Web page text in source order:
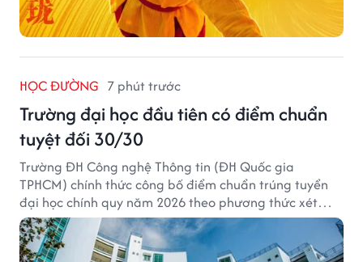
HỌC ĐƯỜNG 7 phút trước
Trường đại học đầu tiên có điểm chuẩn
tuyệt đối 30/30
Trường ĐH Công nghệ Thông tin (ĐH Quốc gia
TPHCM) chính thức công bố điểm chuẩn trúng tuyển
đại học chính quy năm 2026 theo phương thức xét
tuyển tổng hợp.